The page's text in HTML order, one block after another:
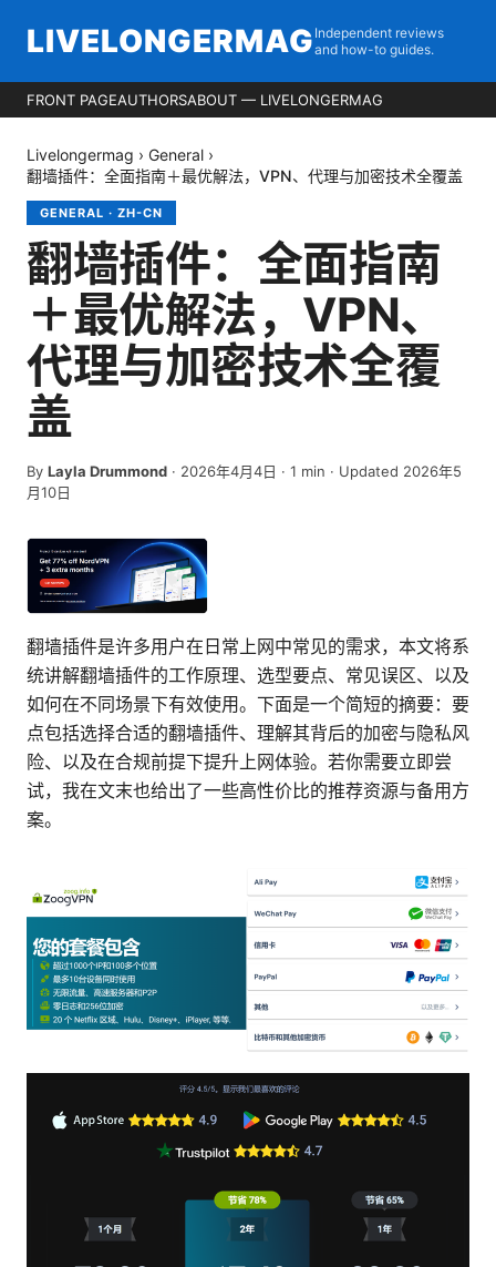
LIVELONGERMAG Independent reviews
and how-to guides.
FRONT PAGEAUTHORSABOUT — LIVELONGERMAG
Livelongermag › General ›
翻墙插件：全面指南＋最优解法，VPN、代理与加密技术全覆盖
GENERAL · ZH-CN
翻墙插件：全面指南
＋最优解法，VPN、
代理与加密技术全覆
盖
By Layla Drummond · 2026年4月4日 · 1 min · Updated 2026年5
月10日
翻墙插件是许多用户在日常上网中常见的需求，本文将系
统讲解翻墙插件的工作原理、选型要点、常见误区、以及
如何在不同场景下有效使用。下面是一个简短的摘要：要
点包括选择合适的翻墙插件、理解其背后的加密与隐私风
险、以及在合规前提下提升上网体验。若你需要立即尝
试，我在文末也给出了一些高性价比的推荐资源与备用方
案。